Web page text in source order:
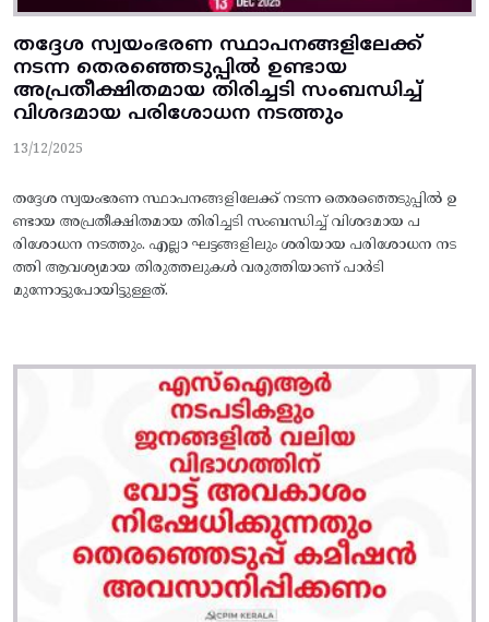
തദ്ദേശ സ്വയംഭരണ സ്ഥാപനങ്ങളിലേക്ക്‌
നടന്ന തെരഞ്ഞെടുപ്പില്‍ ഉണ്ടായ
അപ്രതീക്ഷിതമായ തിരിച്ചടി സംബന്ധിച്ച്‌
വിശദമായ പരിശോധന നടത്തും
13/12/2025
തദ്ദേശ സ്വയംഭരണ സ്ഥാപനങ്ങളിലേക്ക്‌ നടന്ന തെരഞ്ഞെടുപ്പില്‍ ഉ
ണ്ടായ അപ്രതീക്ഷിതമായ തിരിച്ചടി സംബന്ധിച്ച്‌ വിശദമായ പ
രിശോധന നടത്തും. എല്ലാ ഘട്ടങ്ങളിലും ശരിയായ പരിശോധന നട
ത്തി ആവശ്യമായ തിരുത്തലുകള്‍ വരുത്തിയാണ്‌ പാര്‍ടി
മുന്നോട്ടുപോയിട്ടുള്ളത്‌.